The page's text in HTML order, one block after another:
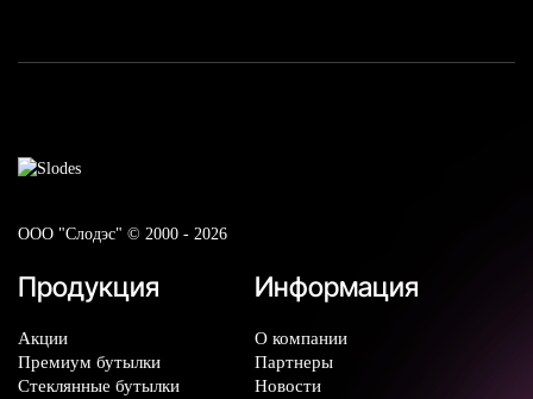
ООО "Слодэс" © 2000 - 2026
Продукция
Акции
Премиум бутылки
Стеклянные бутылки
Информация
О компании
Партнеры
Новости